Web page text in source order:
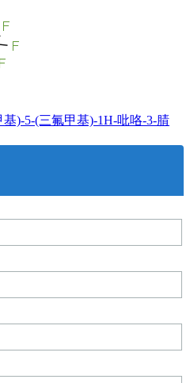
)-5-(三氟甲基)-1H-吡咯-3-腈